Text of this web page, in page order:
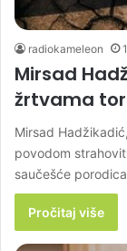
radiokameleon
Mirsad
žrtvama
Mirsad
povodom
saučešće
Pročitaj više